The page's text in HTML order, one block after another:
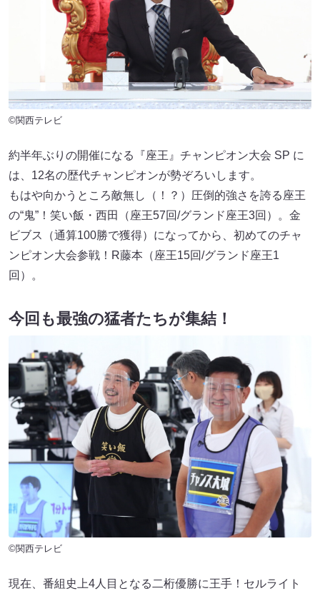
©関西テレビ
約半年ぶりの開催になる『座王』チャンピオン大会 SP に
は、12名の歴代チャンピオンが勢ぞろいします。
もはや向かうところ敵無し（！？）圧倒的強さを誇る座王
の“鬼”！笑い飯・西田（座王57回/グランド座王3回）。金
ビブス（通算100勝で獲得）になってから、初めてのチャ
ンピオン大会参戦！R藤本（座王15回/グランド座王1
回）。
今回も最強の猛者たちが集結！
©関西テレビ
現在、番組史上4人目となる二桁優勝に王手！セルライト